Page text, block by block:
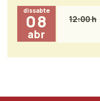
dissabte
08
abr
12:00 h